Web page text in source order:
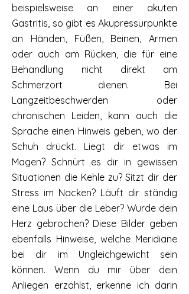
beispielsweise an einer akuten
Gastritis, so gibt es Akupressurpunkte
an Händen, Füßen, Beinen, Armen
oder auch am Rücken, die für eine
Behandlung nicht direkt am
Schmerzort dienen. Bei
Langzeitbeschwerden oder
chronischen Leiden, kann auch die
Sprache einen Hinweis geben, wo der
Schuh drückt. Liegt dir etwas im
Magen? Schnürt es dir in gewissen
Situationen die Kehle zu? Sitzt dir der
Stress im Nacken? Läuft dir ständig
eine Laus über die Leber? Wurde dein
Herz gebrochen? Diese Bilder geben
ebenfalls Hinweise, welche Meridiane
bei dir im Ungleichgewicht sein
können. Wenn du mir über dein
Anliegen erzählst, erkenne ich darin